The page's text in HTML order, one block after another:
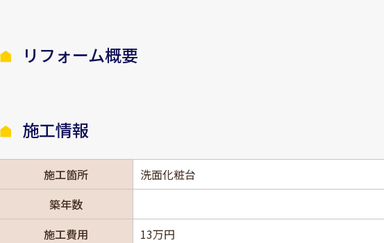
リフォーム概要
施工情報
施工箇所 洗面化粧台
築年数
施工費用
13万円